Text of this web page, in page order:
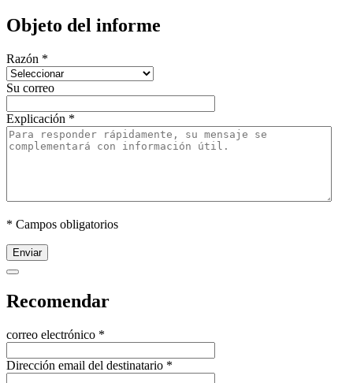
Objeto del informe
Razón *
Su correo
Explicación *
* Campos obligatorios
Enviar
Recomendar
correo electrónico *
Dirección email del destinatario *